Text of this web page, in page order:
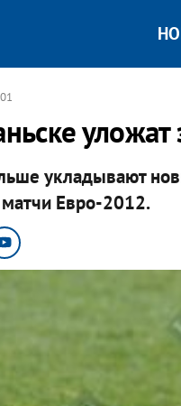
укладывают
Евро-2012.